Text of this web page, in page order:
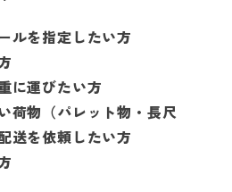
ルを指定したい方
に運びたい方
荷物（パレット物・長尺
送を依頼したい方